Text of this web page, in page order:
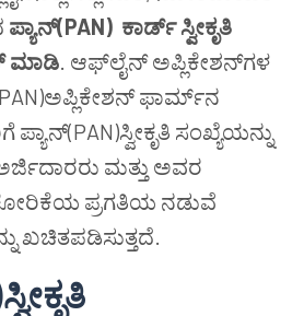
ಪ್ಯಾನ್(PAN) ಕಾರ್ಡ್ ಸ್ವೀಕೃತಿ
ಮಾಡಿ. ಆಫ್‌ಲೈನ್ ಅಪ್ಲಿಕೇಶನ್‌ಗಳ
ಫಾರ್ಮ್‌ನ
ಸಂಖ್ಯೆಯನ್ನು
ಮತ್ತು ಅವರ
ಕೋರಿಕೆಯ ಪ್ರಗತಿಯ ನಡುವೆ
ಖಚಿತಪಡಿಸುತ್ತದೆ.
ಸ್ವೀಕೃತಿ